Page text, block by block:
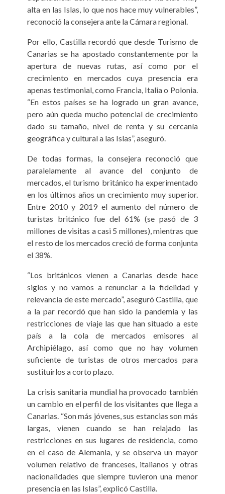
alta en las Islas, lo que nos hace muy vulnerables”,
reconoció la consejera ante la Cámara regional.
Por ello, Castilla recordó que desde Turismo de
Canarias se ha apostado constantemente por la
apertura de nuevas rutas, así como por el
crecimiento en mercados cuya presencia era
apenas testimonial, como Francia, Italia o Polonia.
“En estos países se ha logrado un gran avance,
pero aún queda mucho potencial de crecimiento
dado su tamaño, nivel de renta y su cercanía
geográfica y cultural a las Islas”, aseguró.
De todas formas, la consejera reconoció que
paralelamente al avance del conjunto de
mercados, el turismo británico ha experimentado
en los últimos años un crecimiento muy superior.
Entre 2010 y 2019 el aumento del número de
turistas británico fue del 61% (se pasó de 3
millones de visitas a casi 5 millones), mientras que
el resto de los mercados creció de forma conjunta
el 38%.
“Los británicos vienen a Canarias desde hace
siglos y no vamos a renunciar a la fidelidad y
relevancia de este mercado”, aseguró Castilla, que
a la par recordó que han sido la pandemia y las
restricciones de viaje las que han situado a este
país a la cola de mercados emisores al
Archipiélago, así como que no hay volumen
suficiente de turistas de otros mercados para
sustituirlos a corto plazo.
La crisis sanitaria mundial ha provocado también
un cambio en el perfil de los visitantes que llega a
Canarias. “Son más jóvenes, sus estancias son más
largas, vienen cuando se han relajado las
restricciones en sus lugares de residencia, como
en el caso de Alemania, y se observa un mayor
volumen relativo de franceses, italianos y otras
nacionalidades que siempre tuvieron una menor
presencia en las Islas”, explicó Castilla.